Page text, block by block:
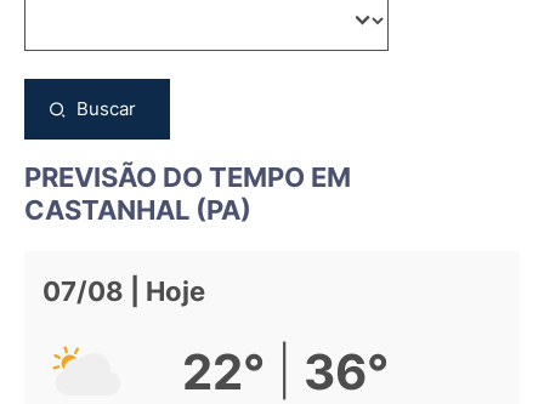
Buscar
PREVISÃO DO TEMPO EM
CASTANHAL (PA)
07/08 | Hoje
22° 36°